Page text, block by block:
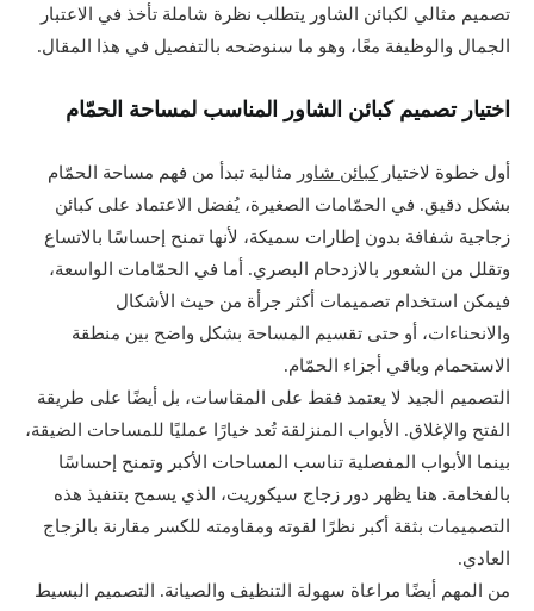
تصميم مثالي لكبائن الشاور يتطلب نظرة شاملة تأخذ في الاعتبار
الجمال والوظيفة معًا، وهو ما سنوضحه بالتفصيل في هذا المقال.
اختيار تصميم كبائن الشاور المناسب لمساحة الحمّام
أول خطوة لاختياركبائن شاور مثالية تبدأ من فهم مساحة الحمّام
بشكل دقيق. في الحمّامات الصغيرة، يُفضل الاعتماد على كبائن
زجاجية شفافة بدون إطارات سميكة، لأنها تمنح إحساسًا بالاتساع
وتقلل من الشعور بالازدحام البصري. أما في الحمّامات الواسعة،
فيمكن استخدام تصميمات أكثر جرأة من حيث الأشكال
والانحناءات، أو حتى تقسيم المساحة بشكل واضح بين منطقة
الاستحمام وباقي أجزاء الحمّام.
التصميم الجيد لا يعتمد فقط على المقاسات، بل أيضًا على طريقة
الفتح والإغلاق. الأبواب المنزلقة تُعد خيارًا عمليًا للمساحات الضيقة،
بينما الأبواب المفصلية تناسب المساحات الأكبر وتمنح إحساسًا
بالفخامة. هنا يظهر دور زجاج سيكوريت، الذي يسمح بتنفيذ هذه
التصميمات بثقة أكبر نظرًا لقوته ومقاومته للكسر مقارنة بالزجاج
العادي.
من المهم أيضًا مراعاة سهولة التنظيف والصيانة. التصميم البسيط